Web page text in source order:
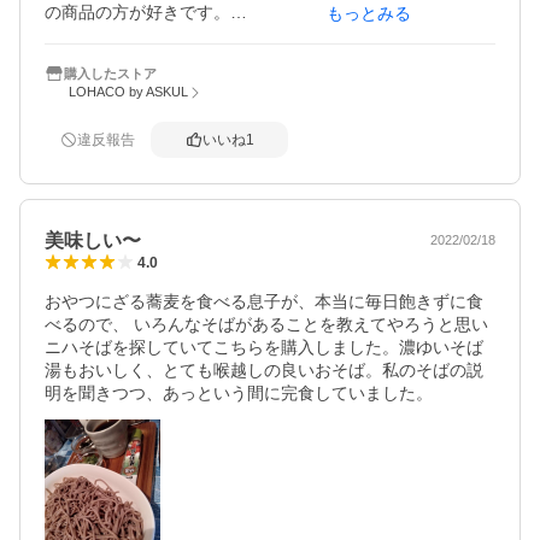
の商品の方が好きです。
もっとみる
購入したストア
LOHACO by ASKUL
違反報告 いいね1
美味しい〜 2022/02/18
4.0
おやつにざる蕎麦を食べる息子が、本当に毎日飽きずに食
べるので、 いろんなそばがあることを教えてやろうと思い
ニハそばを探していてこちらを購入しました。濃ゆいそば
湯もおいしく、とても喉越しの良いおそば。私のそばの説
明を聞きつつ、あっという間に完食していました。